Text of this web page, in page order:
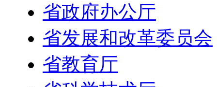
省政府办公厅
省发展和改革委员会
省教育厅